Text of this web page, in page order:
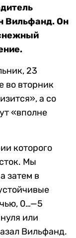
Вильфанд. Он
23
во вторник
а со
«вполне
которого
Мы
затем в
0…—5
или
Вильфанд.